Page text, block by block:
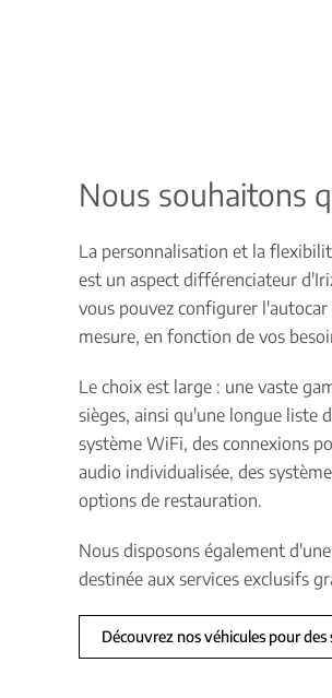
Nous souhaitons
La personnalisation et la
est un aspect différenciateur
vous pouvez configurer
mesure, en fonction de vos
Le choix est large : une vaste
sièges, ainsi qu'une longue liste
système WiFi, des connexions
audio individualisée, des
options de restauration.
Nous disposons également
destinée aux services exclusifs
Découvrez nos véhicules pour des